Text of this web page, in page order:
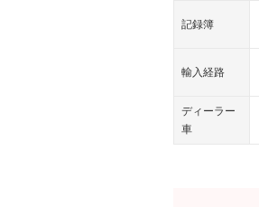
記録簿
輸入経路
ディーラー
車